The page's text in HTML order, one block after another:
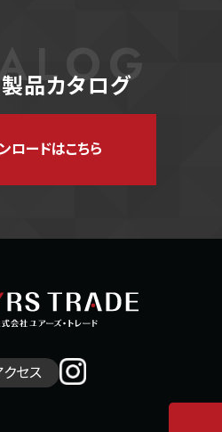
品カタログ
ロードはこちら
クセス